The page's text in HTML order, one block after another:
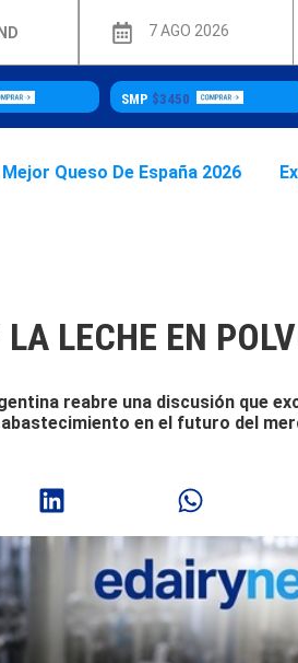
7 AGO 2026
SMP$3450
Mejor Queso De España 2026
LECHE EN
reabre una discusión que
en el futuro del